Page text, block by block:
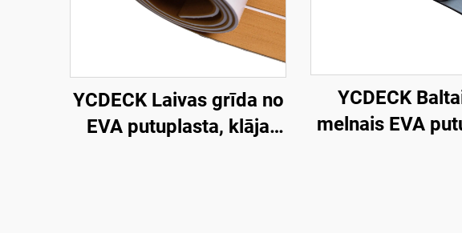
YCDECK Laivas grīda no
EVA putuplasta, klāja
YCDECK
melnais EVA